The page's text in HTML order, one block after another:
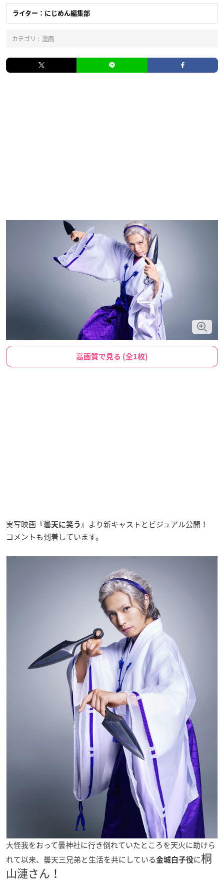
ライター：にじめん編集部
カテゴリ : 漫画
高画質で見る (全1枚)
実写映画 『曇天に笑う』
より新キャストとビジュアル公開！
コメントも到着しています。
大怪我をおって曇神社に行き倒れていたところを天火に助けら
れて以来、曇天三兄弟と生活を共にしている金城白子役に桐
山漣さん！